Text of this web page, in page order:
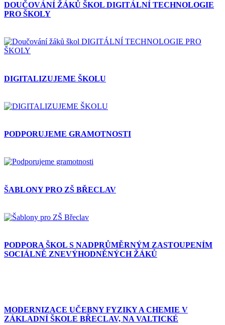
DOUČOVÁNÍ ŽÁKŮ ŠKOL DIGITÁLNÍ TECHNOLOGIE
PRO ŠKOLY
DIGITALIZUJEME ŠKOLU
PODPORUJEME GRAMOTNOSTI
ŠABLONY PRO ZŠ BŘECLAV
PODPORA ŠKOL S NADPRŮMĚRNÝM ZASTOUPENÍM
SOCIÁLNĚ ZNEVÝHODNĚNÝCH ŽÁKŮ
MODERNIZACE UČEBNY FYZIKY A CHEMIE V
ZÁKLADNÍ ŠKOLE BŘECLAV, NA VALTICKÉ